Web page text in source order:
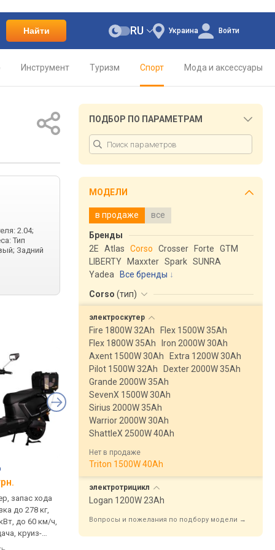
Найти Украина
RU Войти
Инструмент Туризм Спорт Мода и аксессуары
2.04;
Тип
Задний
запас хода
до 278 кг,
до 60 км/ч,
круиз-
парковки,
Maxxter Leon
электроскутер, запас хода
двигатель: 2.5 кВт, до 65 км/
ч, режим парковки, тормоз:
двигатель: 2.5 кВт,
ч, круиз-контроль,
ПОДБОР ПО ПАРАМЕТРАМ
МОДЕЛИ
в продаже все
Бренды
2E
Atlas Corso Crosser Forte
GTM
LIBERTY
Maxxter Spark SUNRA
Yadea
Все бренды
Corso (тип)
электроскутер
Fire 1800W 32Ah
Flex 1500W 35Ah
Flex 1800W 35Ah
Iron 2000W 30Ah
Axent 1500W 30Ah
Extra 1200W 30Ah
Pilot 1500W 32Ah
Dexter 2000W 35Ah
Grande 2000W 35Ah
SevenX 1500W 30Ah
Sirius 2000W 35Ah
Warrior 2000W 30Ah
ShattleX 2500W 40Ah
Нет в продаже
Triton 1500W 40Ah
электротрицикл
Logan 1200W 23Ah
Вопросы и пожелания по подбору модели →